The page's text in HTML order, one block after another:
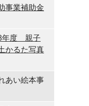
事業補助金
8年度 親子
かるた写真
あい絵本事